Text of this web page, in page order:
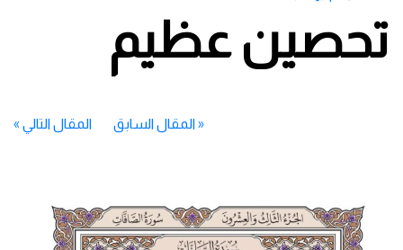
تحصين عظيم
«المقال السابق المقال التالي »